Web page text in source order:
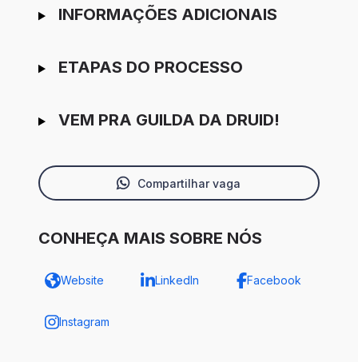
INFORMAÇÕES ADICIONAIS
ETAPAS DO PROCESSO
VEM PRA GUILDA DA DRUID!
Compartilhar vaga
CONHEÇA MAIS SOBRE NÓS
Website LinkedIn Facebook
Instagram